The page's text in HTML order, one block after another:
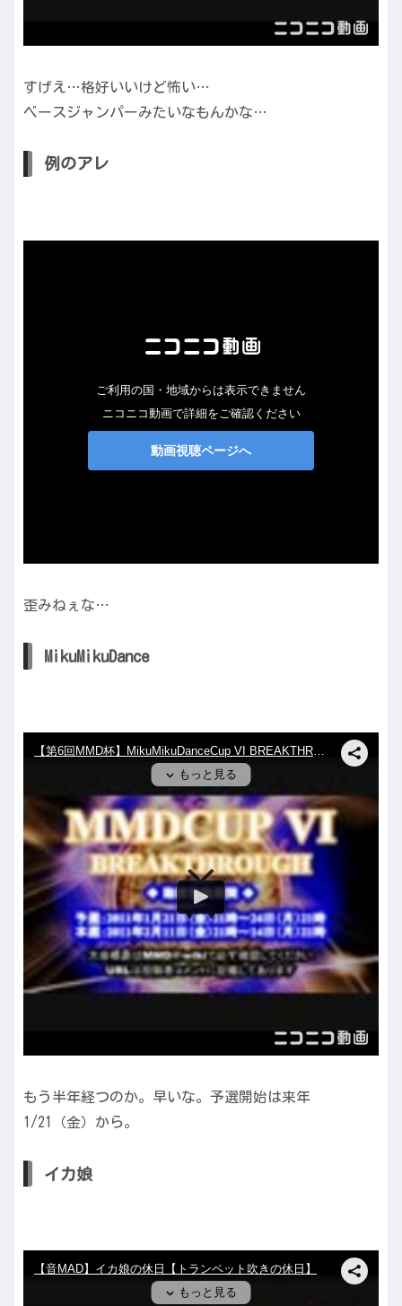
すげえ…格好いいけど怖い…
ベースジャンパーみたいなもんかな…
例のアレ
歪みねぇな…
MikuMikuDance
もう半年経つのか。早いな。予選開始は来年
1/21（金）から。
イカ娘